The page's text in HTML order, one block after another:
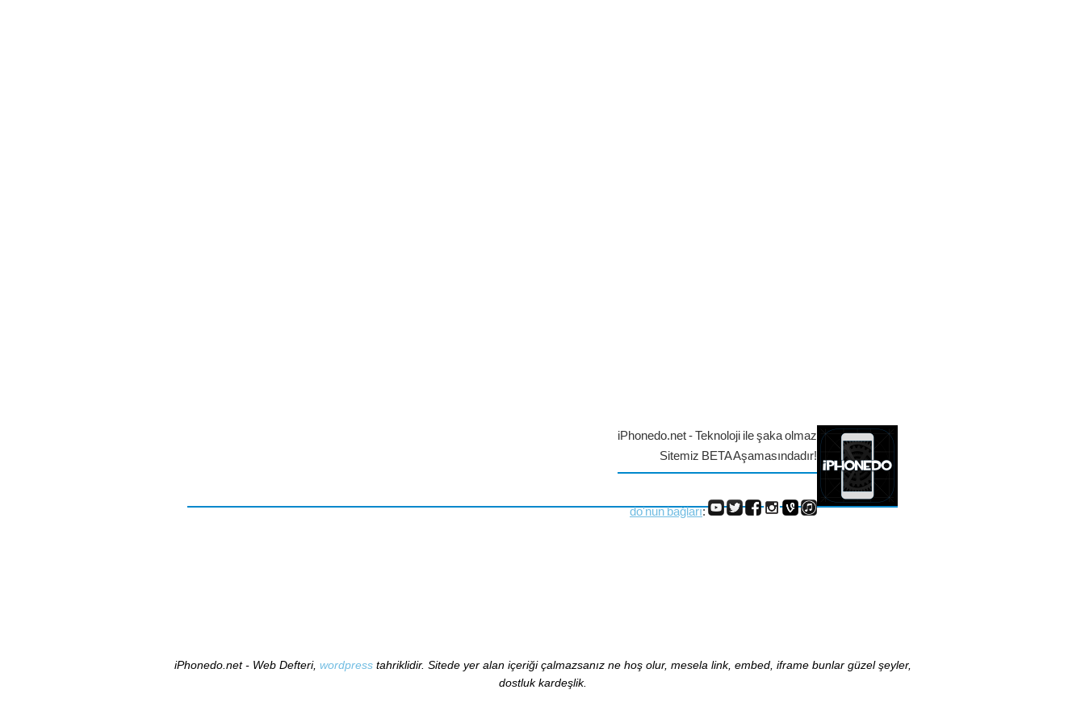
iPhonedo.net - Teknoloji ile şaka olmaz
Sitemiz BETA Aşamasındadır!
do'nun bağları:
iPhonedo.net - Web Defteri, wordpresstahriklidir. Sitede yer alan içeriği çalmazsanız ne hoş olur, mesela link, embed, iframe bunlar güzel şeyler,
dostluk kardeşlik.